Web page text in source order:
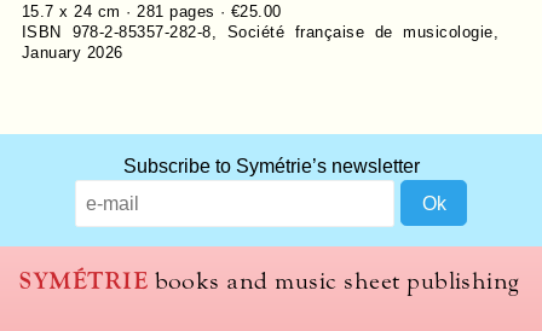
15.7 x 24 cm ·281 pages · €25.00
ISBN 978-2-85357-282-8, Société française de musicologie,
January 2026
we
use
to
Subscribe to Symétrie’s newsletter
SYMÉTRIE books and music sheet publishing